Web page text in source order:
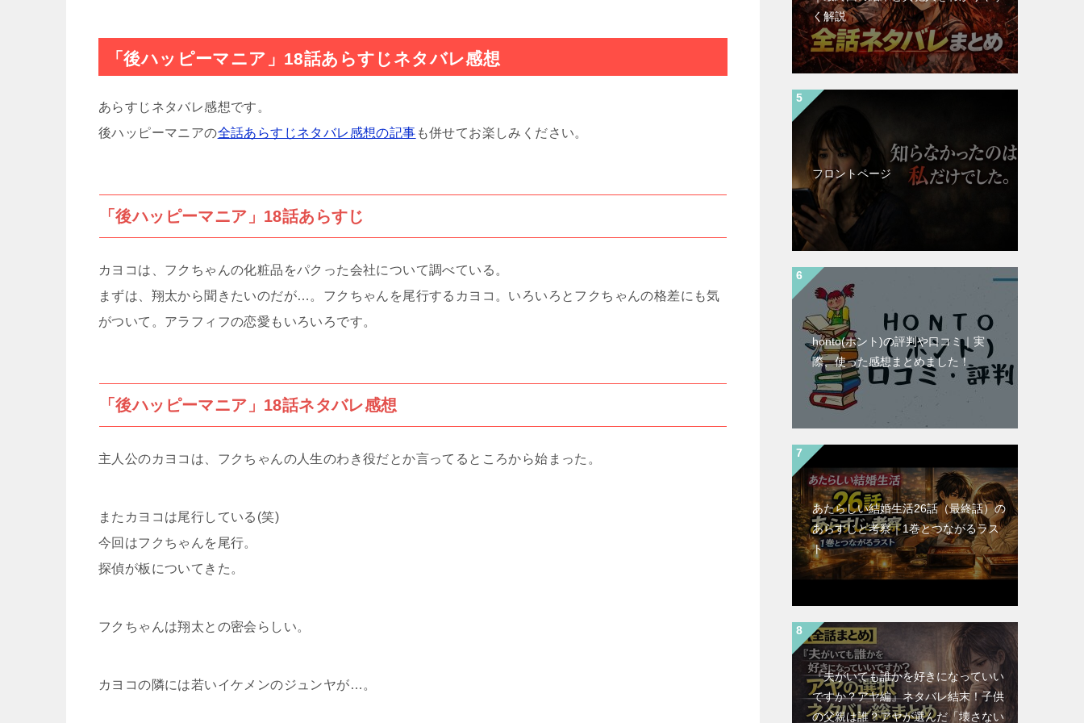
「後ハッピーマニア」18話あらすじネタバレ感想
あらすじネタバレ感想です。
後ハッピーマニアの全話あらすじネタバレ感想の記事 も併せてお楽しみください。
「後ハッピーマニア」18話あらすじ
カヨコは、フクちゃんの化粧品をパクった会社について調べている。
まずは、翔太から聞きたいのだが…。フクちゃんを尾行するカヨコ。いろいろとフクちゃんの格差にも気
がついて。アラフィフの恋愛もいろいろです。
「後ハッピーマニア」18話ネタバレ感想
主人公のカヨコは、フクちゃんの人生のわき役だとか言ってるところから始まった。
またカヨコは尾行している(笑)
今回はフクちゃんを尾行。
探偵が板についてきた。
フクちゃんは翔太との密会らしい。
カヨコの隣には若いイケメンのジュンヤが…。
く解説
フロントページ
honto(ホント)の評判や口コミ｜実
際、使った感想まとめました！
あたらしい結婚生活26話（最終話）の
あらすじと考察｜1巻とつながるラス
ト
『夫がいても誰かを好きになっていい
ですか？アヤ編』ネタバレ結末！子供
の父親は誰？アヤが選んだ「壊さない